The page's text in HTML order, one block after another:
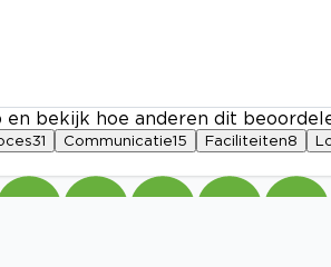
bekijk hoe anderen dit
31 Communicatie15 Faciliteiten8